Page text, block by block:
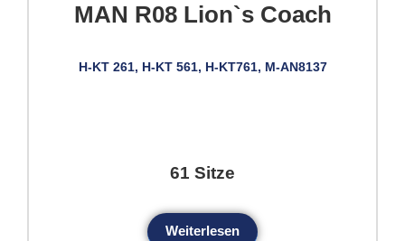
MAN R08 Lion`s Coach
H-KT 261, H-KT 561, H-KT761, M-AN8137
61 Sitze
Weiterlesen